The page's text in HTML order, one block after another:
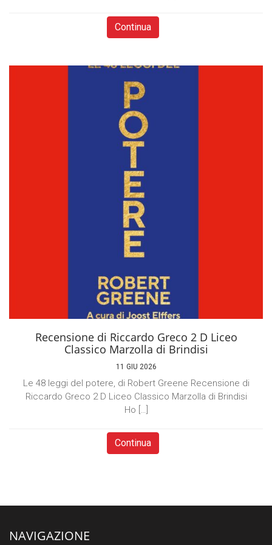
Continua
Recensione di Riccardo Greco 2 D Liceo
Classico Marzolla di Brindisi
11 GIU 2026
Le 48 leggi del potere, di Robert Greene Recensione di
Riccardo Greco 2 D Liceo Classico Marzolla di Brindisi
Ho […]
Continua
NAVIGAZIONE